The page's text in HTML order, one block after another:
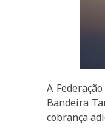
A
Bandeira
cobrança